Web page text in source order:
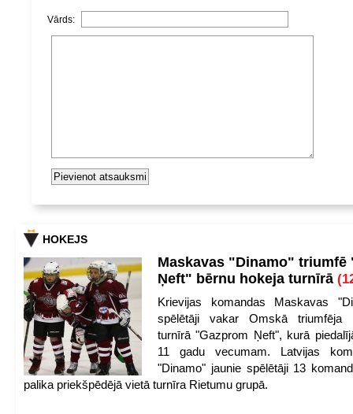
Vārds:
HOKEJS
Maskavas "Dinamo" triumfē
Ņeft" bērnu hokeja turnīrā
Krievijas komandas Maskavas
spēlētāji vakar Omskā triumfēja
turnīrā "Gazprom Ņeft", kurā
11 gadu vecumam. Latvijas
"Dinamo" jaunie spēlētāji 13
palika priekšpēdējā vietā turnīra Rietumu grupā.